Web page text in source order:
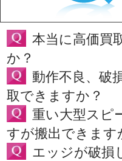
本当に高価買
か？
動作不良、破
取できますか？
重い大型スピ
すが搬出できます
エッジが破損